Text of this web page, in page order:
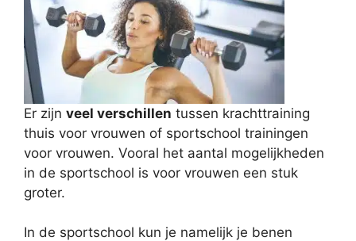
Er zijn veel verschillen tussen krachttraining
thuis voor vrouwen of sportschool trainingen
voor vrouwen. Vooral het aantal mogelijkheden
in de sportschool is voor vrouwen een stuk
groter.
In de sportschool kun je namelijk je benen